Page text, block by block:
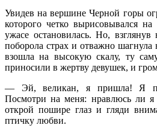
Увидев на вершине Черной горы
которого четко вырисовывался
ужасе остановилась. Но,
поборола страх и отважно шагнула
взошла на высокую скалу, ту
приносили в жертву девушек, и
— Эй, великан, я пришла! Я
Посмотри на меня: нравлюсь ли я
открой пошире глаз и гляди
птичку любви.